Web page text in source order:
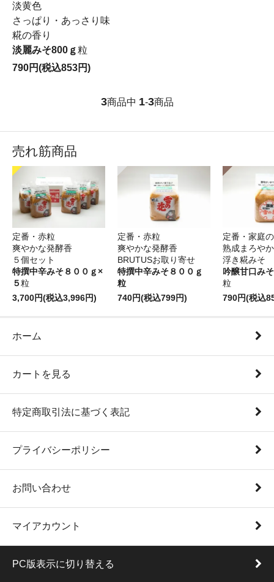
淡黄色
さっぱり・あっさり味
糀の香り
淡麗みそ800ｇ粒
790円(税込853円)
3商品中 1-3商品
売れ筋商品
定番・赤粒
爽やかな発酵香
５個セット
特撰中辛みそ８００ｇ×
５ 粒
3,700円(税込3,996円)
定番・赤粒
爽やかな発酵香
BRUTUSお取り寄せ
特撰中辛みそ８００ｇ
粒
740円(税込799円)
定番・家庭
熟成まろやか
浮き糀みそ
吟醸甘口み
粒
790円(税込
ホーム
カートを見る
特定商取引法に基づく表記
プライバシーポリシー
お問い合わせ
マイアカウント
PC版表示に切り替える